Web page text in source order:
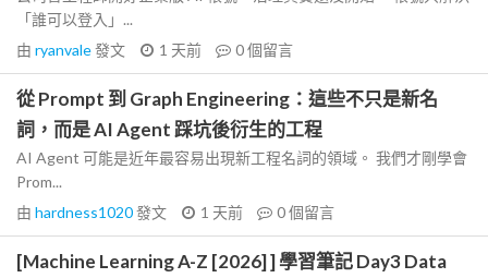
「誰可以登入」...
由 ryanvale發文 1 天前 0個留言
從 Prompt 到 Graph Engineering：這些不只是新名
詞，而是 AI Agent 踩坑後衍生的工程
AI Agent 可能是近年最容易出現新工程名詞的領域。 我們才剛學會
Prom...
由 hardness1020發文 1 天前 0個留言
[Machine Learning A-Z [2026] ] 學習筆記 Day3 Data